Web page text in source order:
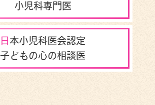
小児科専門医
日本小児科医会認定
子どもの心の相談医